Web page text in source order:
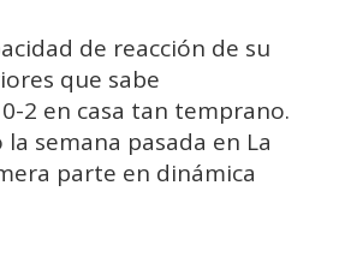
de reacción de su
que sabe
2 en casa tan temprano.
semana pasada en La
parte en dinámica